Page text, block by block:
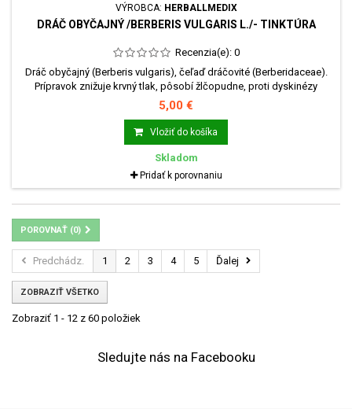
VÝROBCA: HERBALLMEDIX
DRÁČ OBYČAJNÝ /BERBERIS VULGARIS L./- TINKTÚRA
Recenzia(e): 0
Dráč obyčajný (Berberis vulgaris), čeľaď dráčovité (Berberidaceae).
Prípravok znižuje krvný tlak, pôsobí žlčopudne, proti dyskinézy
žlčových ciest, pôsobí na žlčníkové zápaly a rôzne ďalšie pečeňové
poruchy. U izolovaného Berberín bol potvrdený protektívny účinok
proti pečeňovým toxínom vrátane alkoholu.
5,00 €
Vložiť do košíka
Skladom
Pridať k porovnaniu
POROVNAŤ (0)
Predchádz. 1 2 3 4 5 Ďalej
ZOBRAZIŤ VŠETKO
Zobraziť 1 - 12 z 60 položiek
Sledujte nás na Facebooku